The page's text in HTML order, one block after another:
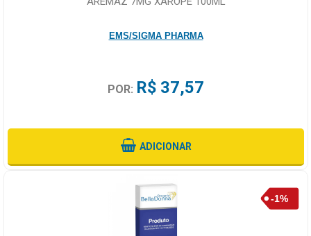
EMS/SIGMA PHARMA
POR: R$ 37,57
ADICIONAR